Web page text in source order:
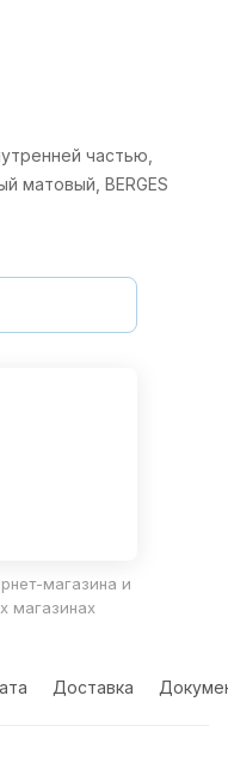
частью,
матовый, BERGES
магазина и
магазинах
Доставка